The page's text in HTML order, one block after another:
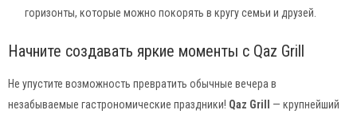
горизонты, которые можно покорять в кругу семьи и друзей.
Начните создавать яркие моменты с Qaz Grill
Не упустите возможность превратить обычные вечера в
незабываемые гастрономические праздники! Qaz Grill
— крупнейший